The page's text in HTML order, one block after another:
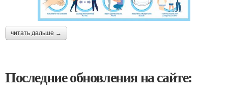
читать дальше →
Последние обновления на сайте: